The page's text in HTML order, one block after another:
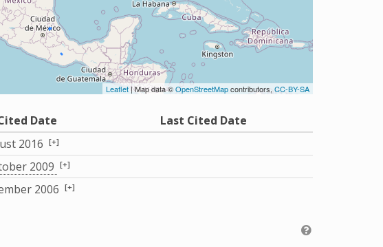
Leaflet| Map data ©OpenStreetMapcontributors, CC-BY-SA
Date
Last Cited Date
2016 [+]
2009 [+]
2006 [+]